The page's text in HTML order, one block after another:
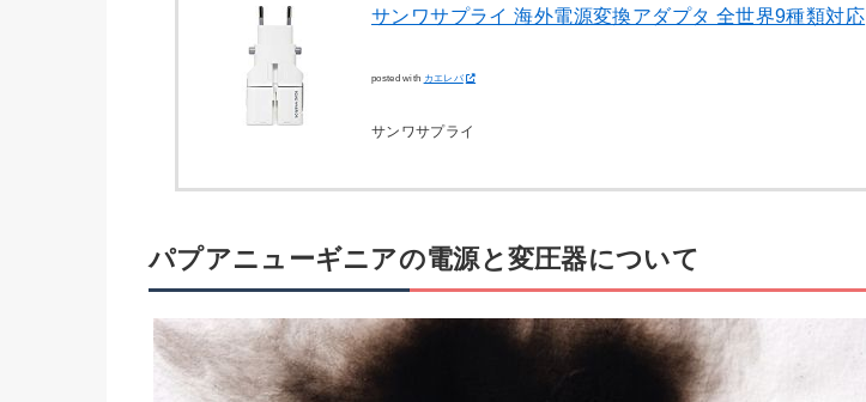
サンワサプライ 海外電源変換アダプタ 全世界9種類対応
posted with カエレバ
サンワサプライ
パプアニューギニアの電源と変圧器について